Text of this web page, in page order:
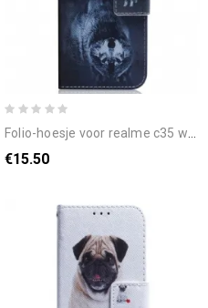
folio-hoesje voor realme c35 wolf perspectief puppy
€15.50